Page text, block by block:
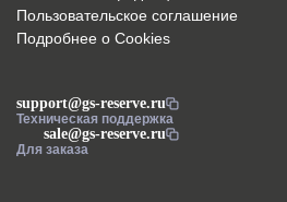
support@gs-reserve.ru
Техническая поддержка
sale@gs-reserve.ru
Для заказа
Пользовательское соглашение
Подробнее о Cookies